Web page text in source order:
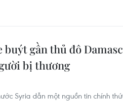
buýt gần thủ đô
bị thương
Syria dẫn một nguồn tin chính